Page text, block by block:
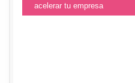
acelerar tu empresa